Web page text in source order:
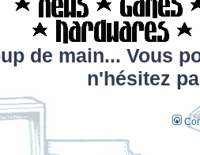
de main... Vous
n'hésitez